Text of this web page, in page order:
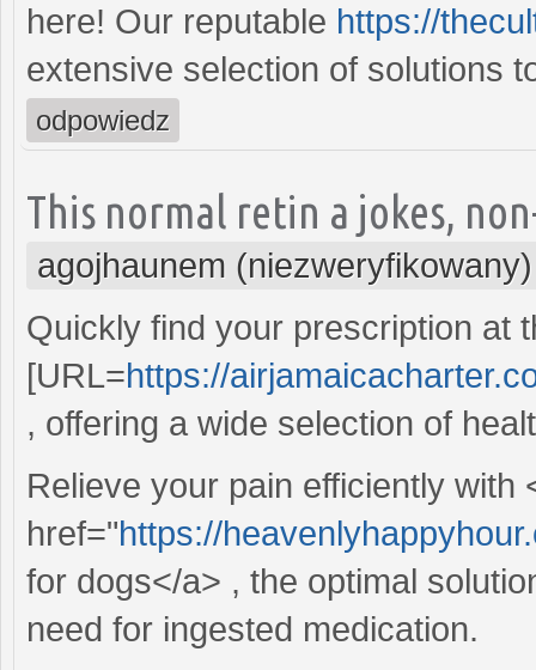
here! Our reputable https://
extensive selection of solutions
odpowiedz
This normal retin a jokes,
agojhaunem (niezweryfikowany)
Quickly find your prescription at
[URL=https://
, offering a wide selection of
Relieve your pain efficiently with
href="https://
for dogs</a> , the optimal
need for ingested medication.